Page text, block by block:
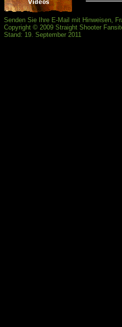
Senden Sie Ihre E-Mail mit Hinweisen,
Copyright © 2009 Straight Shooter
Stand: 19. September 2011